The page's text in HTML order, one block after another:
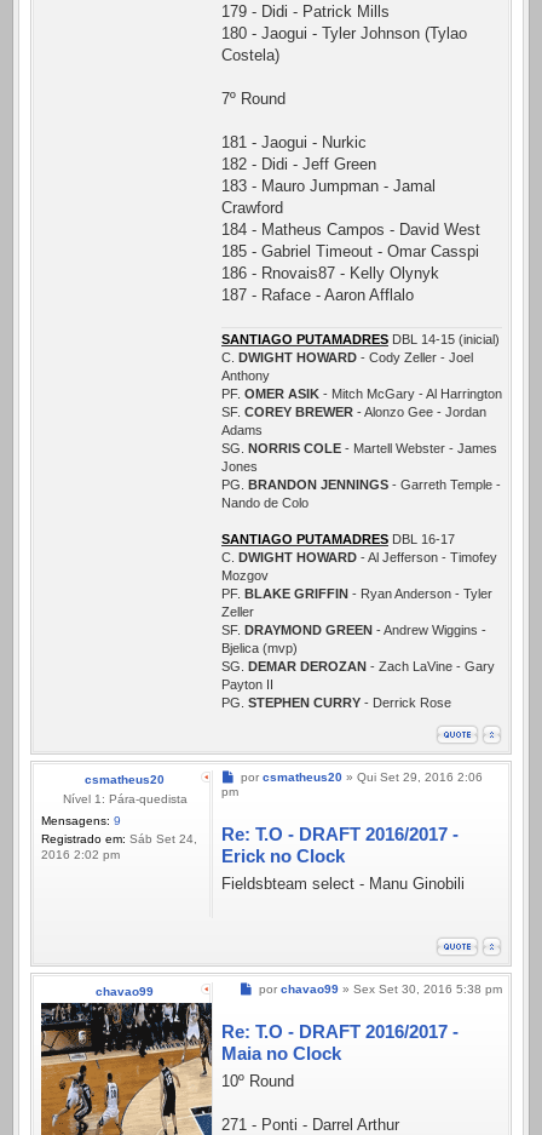
179 - Didi - Patrick Mills
180 - Jaogui - Tyler Johnson (Tylao
Costela)
7º Round
181 - Jaogui - Nurkic
182 - Didi - Jeff Green
183 - Mauro Jumpman - Jamal
Crawford
184 - Matheus Campos - David West
185 - Gabriel Timeout - Omar Casspi
186 - Rnovais87 - Kelly Olynyk
187 - Raface - Aaron Afflalo
SANTIAGO PUTAMADRES DBL 14-15 (inicial)
C.
DWIGHT HOWARD - Cody Zeller - Joel
Anthony
PF. OMER ASIK - Mitch McGary - Al Harrington
SF. COREY BREWER - Alonzo Gee - Jordan
Adams
SG.
NORRIS COLE - Martell Webster - James
Jones
PG.
BRANDON JENNINGS - Garreth Temple -
Nando de Colo
SANTIAGO PUTAMADRES DBL 16-17
C.
DWIGHT HOWARD - Al Jefferson - Timofey
Mozgov
PF. BLAKE GRIFFIN - Ryan Anderson - Tyler
Zeller
SF. DRAYMOND GREEN - Andrew Wiggins -
Bjelica (mvp)
SG.
DEMAR DEROZAN - Zach LaVine - Gary
Payton II
PG. STEPHEN CURRY - Derrick Rose
csmatheus20
Nível 1: Pára-quedista
Mensagens: 9
Registrado em: Sáb Set 24,
2016 2:02 pm
Mensagem
por csmatheus20» Qui Set 29, 2016 2:06
pm
Re: T.O - DRAFT 2016/2017 -
Erick no Clock
Fieldsbteam select - Manu Ginobili
chavao99 Mensagem
por chavao99 » Sex Set 30, 2016 5:38 pm
Re: T.O - DRAFT 2016/2017 -
Maia no Clock
10º Round
271 - Ponti - Darrel Arthur